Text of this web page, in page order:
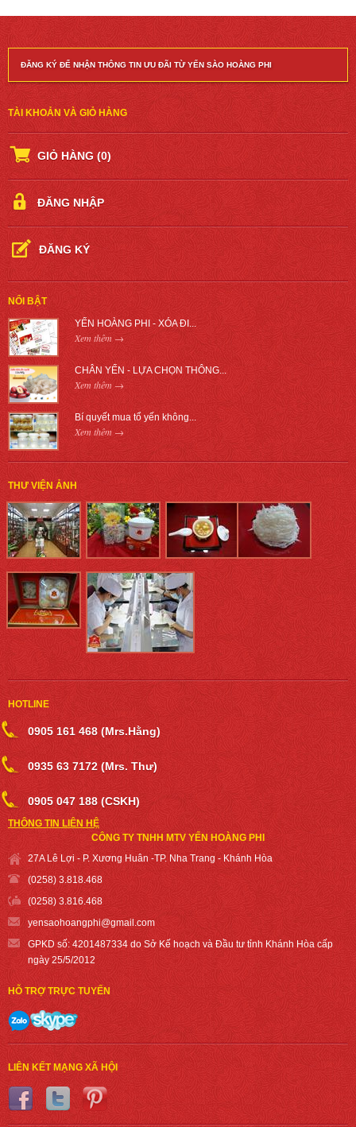
ĐĂNG KÝ ĐỂ NHẬN THÔNG TIN ƯU ĐÃI TỪ YẾN SÀO HOÀNG PHI
TÀI KHOẢN VÀ GIỎ HÀNG
GIỎ HÀNG(0)
ĐĂNG NHẬP
ĐĂNG KÝ
NỔI BẬT
YẾN HOÀNG PHI - XÓA ĐI...
Xem thêm →
CHÂN YẾN - LỰA CHỌN THÔNG...
Xem thêm →
Bí quyết mua tổ yến không...
Xem thêm →
THƯ VIỆN ẢNH
HOTLINE
0905 161 468 (Mrs.Hằng)
0935 63 7172 (Mrs. Thư)
0905 047 188 (CSKH)
THÔNG TIN LIÊN HỆ
CÔNG TY TNHH MTV YẾN HOÀNG PHI
27A Lê Lợi - P. Xương Huân -TP. Nha Trang - Khánh Hòa
(0258) 3.818.468
(0258) 3.816.468
yensaohoangphi@gmail.com
GPKD số: 4201487334 do Sở Kế hoạch và Đầu tư tỉnh Khánh Hòa cấp
ngày 25/5/2012
HỖ TRỢ TRỰC TUYẾN
LIÊN KẾT MẠNG XÃ HỘI